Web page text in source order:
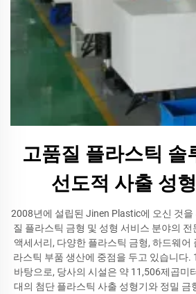
고품질 플라스틱 솔
선도적 사출 성
2008년에 설립된 Jinen Plastic에 오신 것
질 플라스틱 금형 및 성형 서비스 분야의
액세서리, 다양한 플라스틱 금형, 하드웨어
라스틱 부품 생산에 중점을 두고 있습니다.
바탕으로, 당사의 시설은 약 11,506제곱미
대의 첨단 플라스틱 사출 성형기와 정밀 금